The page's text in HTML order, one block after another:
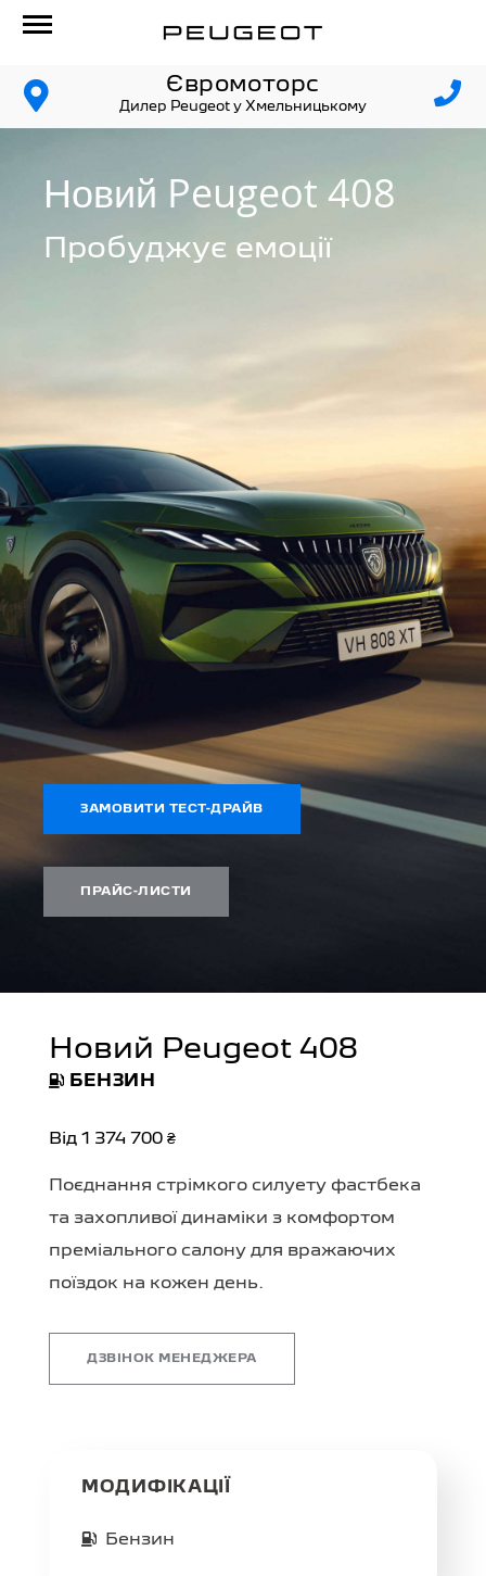
Євромоторс
Дилер Peugeot у Хмельницькому
Новий Peugeot 408
Пробуджує емоції
ЗАМОВИТИ ТЕСТ-ДРАЙВ
ПРАЙС-ЛИСТИ
Новий Peugeot 408
БЕНЗИН
Від 1 374 700 ₴
Поєднання стрімкого силуету фастбека
та захопливої динаміки з комфортом
преміального салону для вражаючих
поїздок на кожен день.
ДЗВІНОК МЕНЕДЖЕРА
МОДИФІКАЦІЇ
Бензин